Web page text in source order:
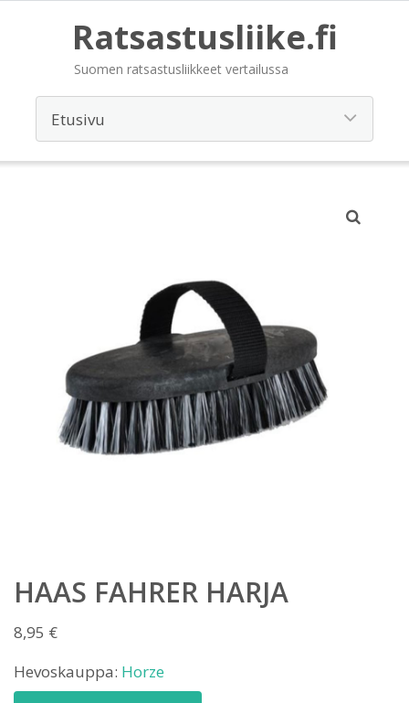
Ratsastusliike.fi
Suomen ratsastusliikkeet vertailussa
HAAS FAHRER HARJA
8,95 €
Hevoskauppa: Horze